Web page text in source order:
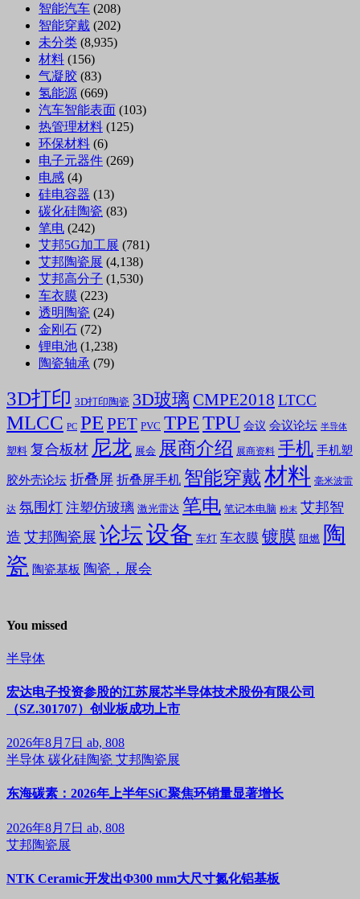
智能汽车 (208)
智能穿戴 (202)
未分类 (8,935)
材料 (156)
气凝胶 (83)
氢能源 (669)
汽车智能表面 (103)
热管理材料 (125)
环保材料 (6)
电子元器件 (269)
电感 (4)
硅电容器 (13)
碳化硅陶瓷 (83)
笔电 (242)
艾邦5G加工展 (781)
艾邦陶瓷展 (4,138)
艾邦高分子 (1,530)
车衣膜 (223)
透明陶瓷 (24)
金刚石 (72)
锂电池 (1,238)
陶瓷轴承 (79)
3D打印 3D打印陶瓷 3D玻璃 CMPE2018 LTCC
MLCC PC PE PET PVC TPETPU 会议 会议论坛 半导体
塑料 复合板材 尼龙 展会 展商介绍 展商资料 手机 手机塑
胶外壳论坛 折叠屏 折叠屏手机 智能穿戴材料 毫米波雷
达 氛围灯 注塑仿玻璃 激光雷达 笔电 笔记本电脑 粉末 艾邦智
造 艾邦陶瓷展 论坛设备 车灯 车衣膜 镀膜 阻燃 陶
瓷 陶瓷基板 陶瓷，展会
You missed
半导体
宏达电子投资参股的江苏展芯半导体技术股份有限公司
（SZ.301707）创业板成功上市
2026年8月7日 ab, 808
半导体 碳化硅陶瓷 艾邦陶瓷展
东海碳素：2026年上半年SiC聚焦环销量显著增长
2026年8月7日 ab, 808
艾邦陶瓷展
NTK Ceramic开发出Φ300 mm大尺寸氮化铝基板